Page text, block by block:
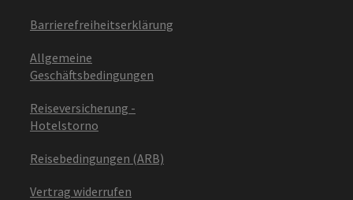
Barrierefreiheitserklärung
Allgemeine
Geschäftsbedingungen
Reiseversicherung -
Hotelstorno
Reisebedingungen (ARB)
Vertrag widerrufen